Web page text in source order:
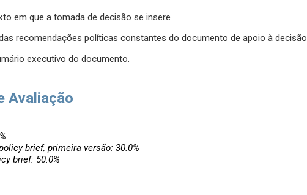
em que a tomada de decisão se insere
recomendações políticas constantes do documento de apoio à decisão
executivo do documento.
Avaliação
brief, primeira versão: 30.0%
brief: 50.0%